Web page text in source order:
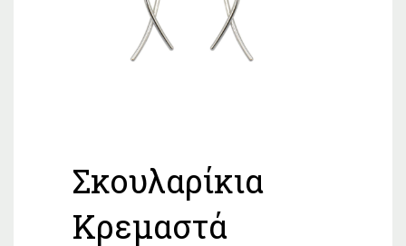
Σκουλαρίκια
Κρεμαστά